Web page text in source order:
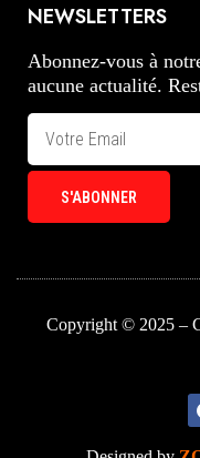
NEWSLETTERS
Abonnez-vous à
aucune actualité.
S'ABONNER
Copyright © 2025 –